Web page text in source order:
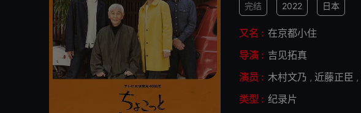
完结 2022 日本
又名 : 在京都小住
导演 : 吉见拓真
演员 : 木村文乃 , 近藤正臣 ,
类型 : 纪录片